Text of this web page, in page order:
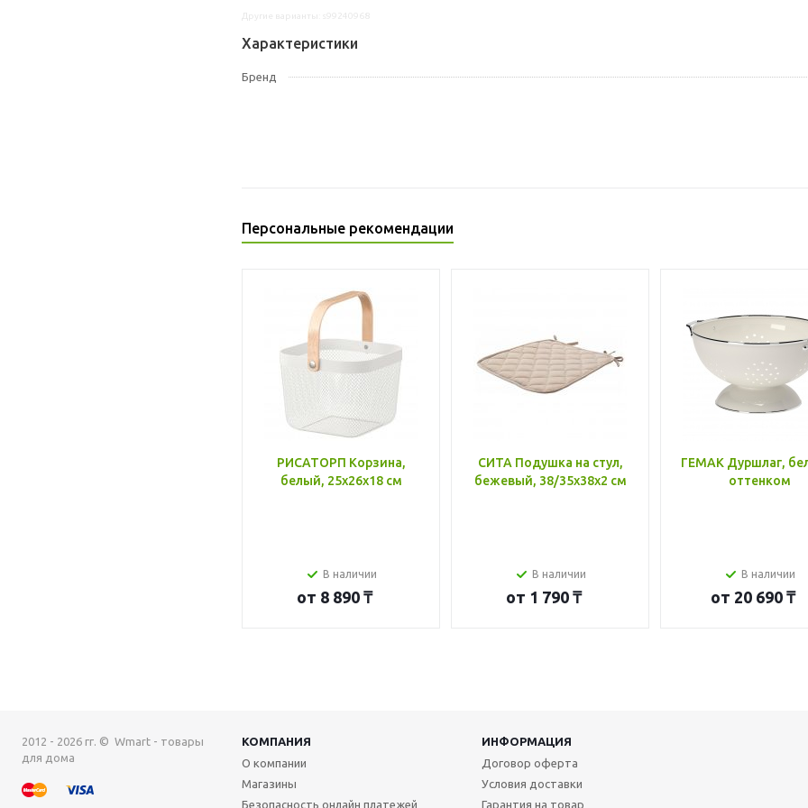
Характеристики
Бренд
Персональные рекомендации
РИСАТОРП Корзина,
белый, 25x26x18 см
В наличии
от 8 890 ₸
СИТА Подушка на стул,
бежевый, 38/35x38x2 см
В наличии
от 1 790 ₸
ГЕМАК Дуршлаг,
оттенком
В наличии
от 20 690 ₸
2012 - 2026 гг. © Wmart - товары
для дома
КОМПАНИЯ
ИНФОРМАЦИЯ
О компании
Магазины
Безопасность онлайн платежей
Договор оферта
Условия доставки
Гарантия на товар